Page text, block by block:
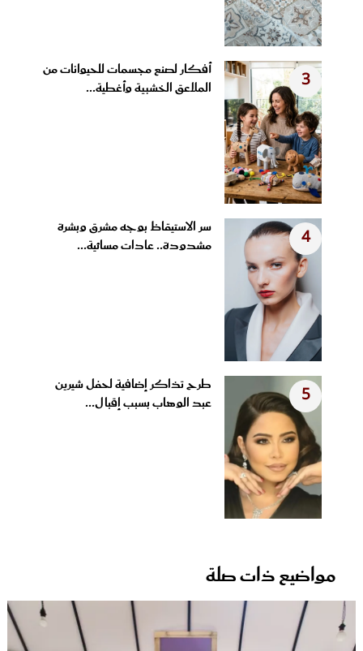
3
أفكار لصنع مجسمات للحيوانات من
الملاعق الخشبية وأغطية...
4
سر الاستيقاظ بوجه مشرق وبشرة
مشدودة.. عادات مسائية...
5
طرح تذاكر إضافية لحفل شيرين
عبد الوهاب بسبب إقبال...
مواضيع ذات صلة